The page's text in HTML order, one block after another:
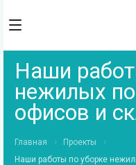
Наши
нежилых
офисов и
Главная
Проекты
Наши работы по уборке